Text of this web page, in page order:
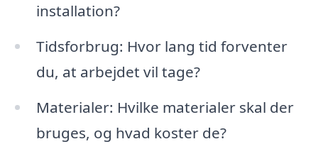
installation?
Tidsforbrug: Hvor lang tid forventer
du, at arbejdet vil tage?
Materialer: Hvilke materialer skal der
bruges, og hvad koster de?